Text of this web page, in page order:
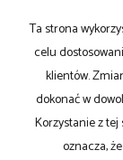
Magazynyna
Halena
Hale
Sprzedam
Sprzedam
Ta strona
celu
klientów.
dokonać w
Korzystanie z
oznacza,